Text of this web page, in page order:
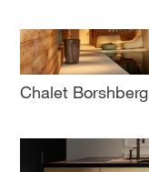
Chalet Borshberg